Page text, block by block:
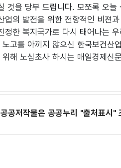
것을 당부 드립니다. 모쪼록 오
업의 발전을 위한 전향적인 비젼
정한 복지국가로 다시 태어나는
고를 아끼지 않으신 한국보건산
해 노심초사 하시는 매일경제
공저작물은 공공누리 "출처표시"